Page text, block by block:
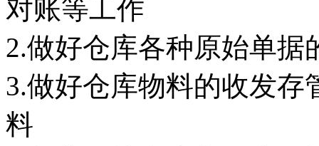
对账等工作
2.做好仓库各种原始单据
3.做好仓库物料的收发
料